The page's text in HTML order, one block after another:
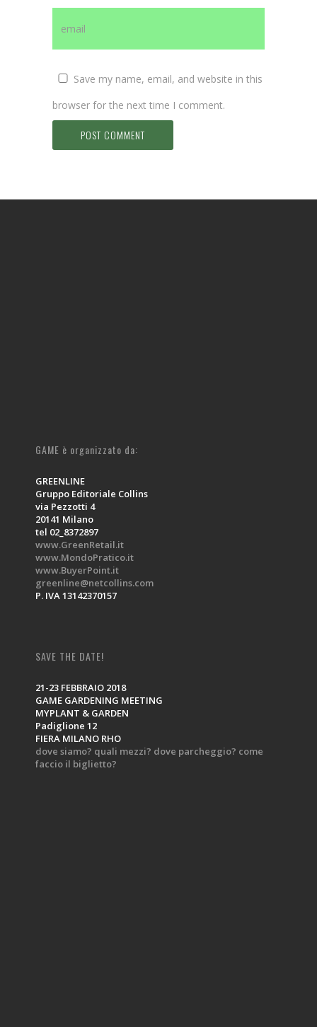
Save my name, email, and website in this
browser for the next time I comment.
GAME è organizzato da:
GREENLINE
Gruppo Editoriale Collins
via Pezzotti 4
20141 Milano
tel 02_8372897
www.GreenRetail.it
www.MondoPratico.it
www.BuyerPoint.it
greenline@netcollins.com
P. IVA 13142370157
SAVE THE DATE!
21-23 FEBBRAIO 2018
GAME GARDENING MEETING
MYPLANT & GARDEN
Padiglione 12
FIERA MILANO RHO
dove siamo? quali mezzi? dove parcheggio? come
faccio il biglietto?